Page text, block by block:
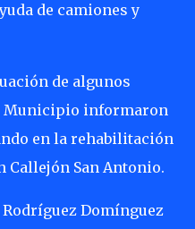
de camiones y
de algunos
Municipio informaron
en la rehabilitación
Callejón San Antonio.
Domínguez